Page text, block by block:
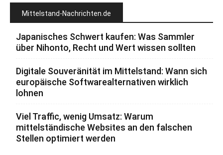
Mittelstand-Nachrichten.de
Japanisches Schwert kaufen: Was Sammler
über Nihonto, Recht und Wert wissen sollten
Digitale Souveränität im Mittelstand: Wann sich
europäische Softwarealternativen wirklich
lohnen
Viel Traffic, wenig Umsatz: Warum
mittelständische Websites an den falschen
Stellen optimiert werden